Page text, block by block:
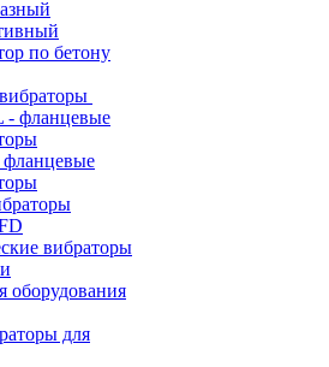
по бетону
- фланцевые
вибраторы
оборудования
для